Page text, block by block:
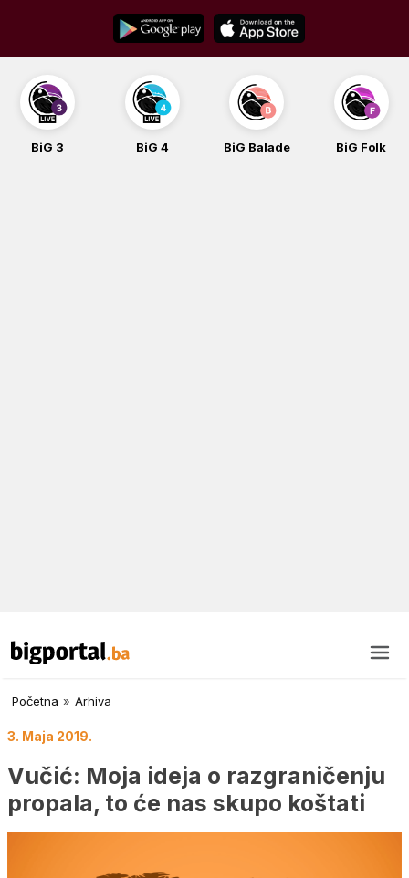
content
BiG 3 BiG 4 BiG Balade BiG Folk
Početna » Arhiva
3. Maja 2019.
Vučić: Moja ideja o razgraničenju
propala, to će nas skupo koštati